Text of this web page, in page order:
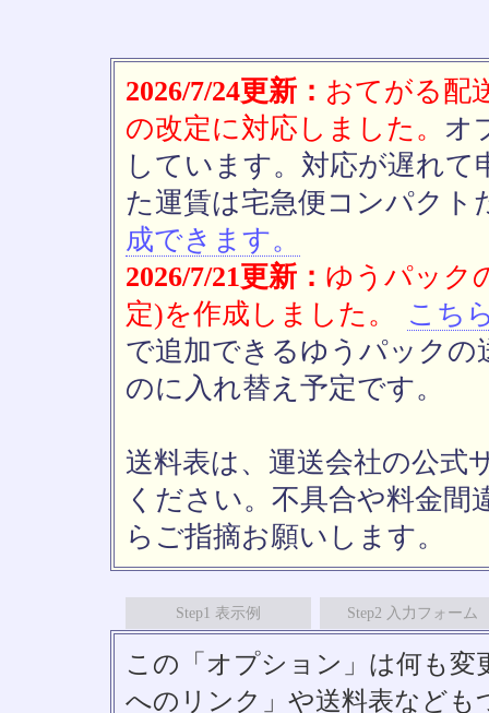
2026/7/24更新： おてがる配
の改定に対応しました。 オ
しています。対応が遅れ
た運賃は宅急便コンパクト
成できます。
2026/7/21更新： ゆうパック
定)を作成しました。
こち
で追加できるゆうパックの
のに入れ替え予定です。
送料表は、運送会社の公式
ください。不具合や料金間
らご指摘お願いします。
Step1 表示例 Step2 入力フォーム
この「オプション」は何も
へのリンク」や送料表など